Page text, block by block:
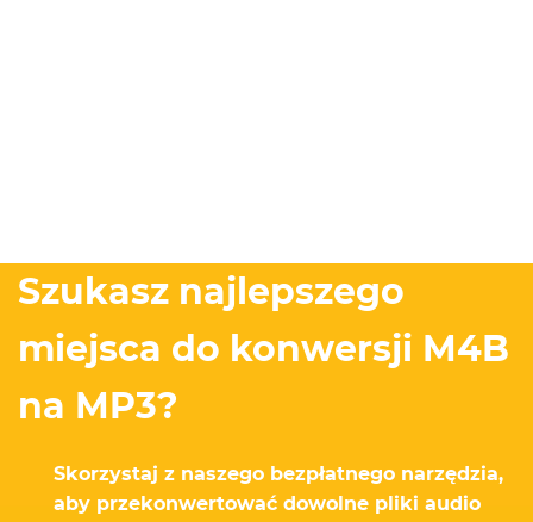
Szukasz najlepszego
miejsca do konwersji M4B
na MP3?
Skorzystaj z naszego bezpłatnego narzędzia,
aby przekonwertować dowolne pliki audio